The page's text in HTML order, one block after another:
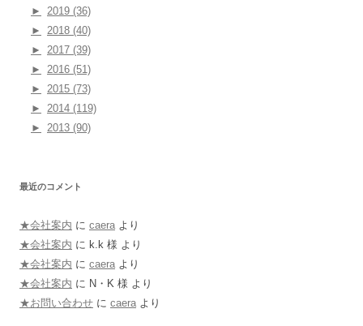
►
2019 (36)
►
2018 (40)
►
2017 (39)
►
2016 (51)
►
2015 (73)
►
2014 (119)
►
2013 (90)
最近のコメント
★会社案内 に caera より
★会社案内 に k.k 様 より
★会社案内 に caera より
★会社案内 に N・K 様 より
★お問い合わせ に caera より